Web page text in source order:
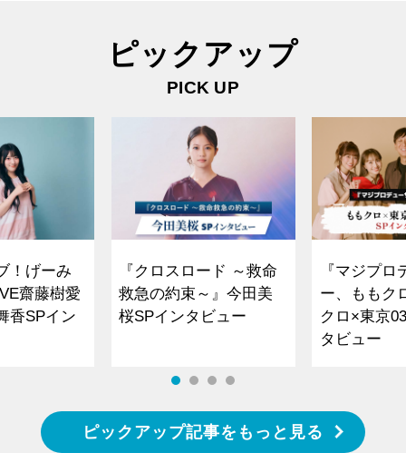
ピックアップ
PICK UP
！げーみ
齋藤樹愛
香SPイン
『クロスロード ～救命
救急の約束～』今田美
桜SPインタビュー
『マジプロ
ー、ももク
クロ×東京
タビュー
ピックアップ記事をもっと見る